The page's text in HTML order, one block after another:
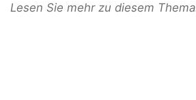
Lesen Sie mehr zu diesem